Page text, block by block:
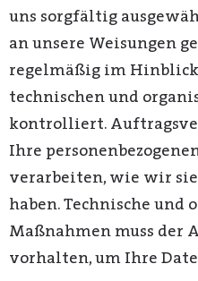
uns sorgfältig
an unsere Weisungen
regelmäßig im
technischen und
kontrolliert.
Ihre
verarbeiten, wie wir
haben. Technische und
Maßnahmen muss der
vorhalten, um Ihre